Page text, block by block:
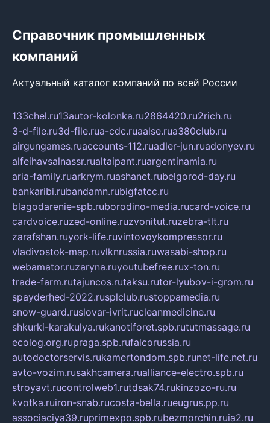
Справочник промышленных
компаний
Актуальный каталог компаний по всей России
133chel.ru13autor-kolonka.ru2864420.ru2rich.ru
3-d-file.ru3d-file.rua-cdc.ruaalse.rua380club.ru
airgungames.ruaccounts-112.ruadler-jun.ruadonyev.ru
alfeihavsalnassr.rualtaipant.ruargentinamia.ru
aria-family.ruarkrym.ruashanet.rubelgorod-day.ru
bankaribi.rubandamn.rubigfatcc.ru
blagodarenie-spb.ruborodino-media.rucard-voice.ru
cardvoice.ruzed-online.ruzvonitut.ruzebra-tlt.ru
zarafshan.ruyork-life.ruvintovoykompressor.ru
vladivostok-map.ruvlknrussia.ruwasabi-shop.ru
webamator.ruzaryna.ruyoutubefree.rux-ton.ru
trade-farm.rutajuncos.rutaksu.rutor-lyubov-i-grom.ru
spayderhed-2022.rusplclub.rustoppamedia.ru
snow-guard.ruslovar-ivrit.rucleanmedicine.ru
shkurki-karakulya.rukanotiforet.spb.rututmassage.ru
ecolog.org.rupraga.spb.rufalcorussia.ru
autodoctorservis.rukamertondom.spb.runet-life.net.ru
avto-vozim.rusakhcamera.rualliance-electro.spb.ru
stroyavt.rucontrolweb1.rutdsak74.rukinzozo-ru.ru
kvotka.ruiron-snab.rucosta-bella.rueugrus.pp.ru
associaciya39.ruprimexpo.spb.rubezmorchin.ruia2.ru